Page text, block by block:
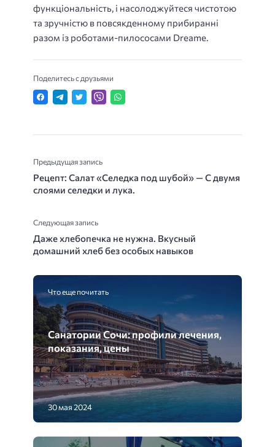
функціональність, і насолоджуйтеся чистотою
та зручністю в повсякденному прибиранні
разом із роботами-пилососами Dreame.
Поделитесь с друзьями
Предыдущая запись
Рецепт: Салат «Селедка под шубой» — С двумя
слоями селедки и лука.
Следующая запись
Даже хлебопечка не нужна. Вкусный
домашний хлеб без особых навыков
Что еще почитать
Санатории Сочи: профили лечения,
показания, цены
30 мая 2024